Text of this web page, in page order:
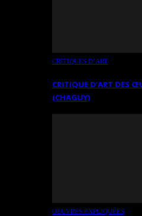
CRITIQUES D’ART
CRITIQUE D’ART DES
(CHAGUY)
OEUVRES EXPLIQUÉES